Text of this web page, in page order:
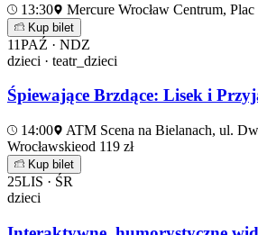
13:30 Mercure Wrocław Centrum,
Kup bilet
11PAŹ · NDZ
dzieci · teatr_dzieci
Śpiewające Brzdące: Lisek i
14:00
ATM Scena na Bielanach, ul.
Wrocławskieod 119 zł
Kup bilet
25LIS · ŚR
dzieci